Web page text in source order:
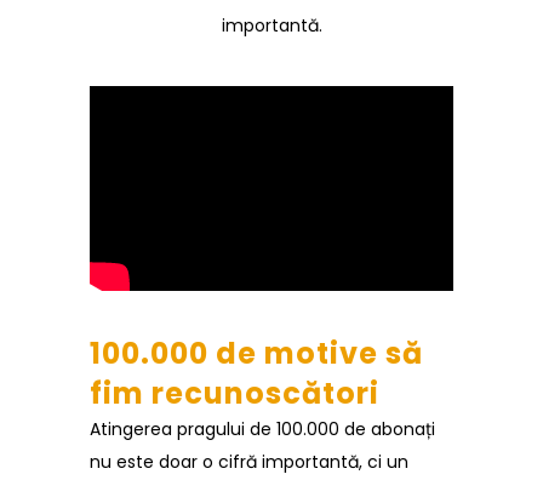
importantă.
100.000 de motive să
fim recunoscători
Atingerea pragului de 100.000 de abonați
nu este doar o cifră importantă, ci un